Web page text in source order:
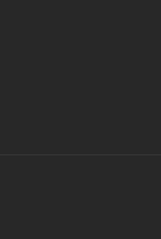
снятия рулевых шарниров и